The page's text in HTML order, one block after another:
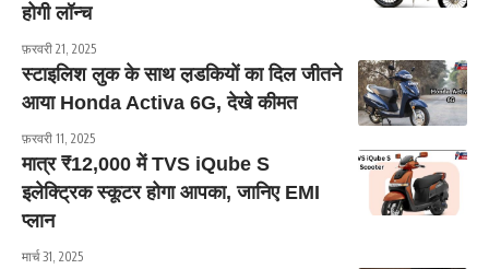
होगी लॉन्च
फ़रवरी 21, 2025
स्टाइलिश लुक के साथ ल़डकियों का दिल जीतने
आया Honda Activa 6G, देखे कीमत
फ़रवरी 11, 2025
मात्र ₹12,000 में TVS iQube S
इलेक्ट्रिक स्कूटर होगा आपका, जानिए EMI
प्लान
मार्च 31, 2025